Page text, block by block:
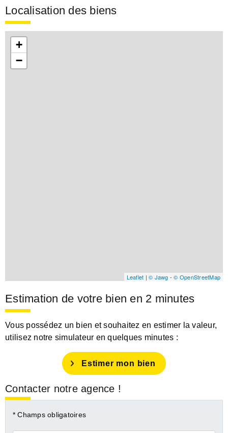
Localisation des biens
+
−
Leaflet | © Jawg -© OpenStreetMap
Estimation de votre bien en 2 minutes
Vous possédez un bien et souhaitez en estimer la valeur,
utilisez notre simulateur en quelques minutes :
Estimer mon bien
Contacter notre agence !
* Champs obligatoires